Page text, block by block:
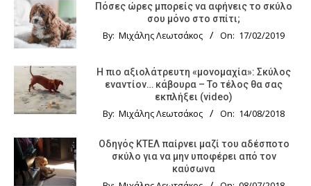
Πόσες ώρες μπορείς να αφήνεις το σκύλο
σου μόνο στο σπίτι;
By: Μιχάλης Λεωτσάκος On: 17/02/2019
Η πιο αξιολάτρευτη «μονομαχία»: Σκύλος
εναντίον… κάβουρα – Το τέλος θα σας
εκπλήξει (video)
By: Μιχάλης Λεωτσάκος On: 14/08/2018
Οδηγός KTΕΛ παίρνει μαζί του αδέσποτο
σκύλο για να μην υποφέρει από τον
καύσωνα